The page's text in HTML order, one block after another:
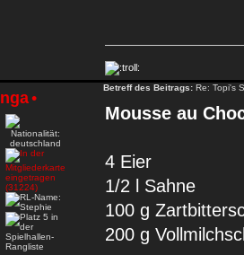
•
Betreff des Beitrags: Re: Topi's
Mousse au
4 Eier
1/2 l Sahne
100 g
200 g